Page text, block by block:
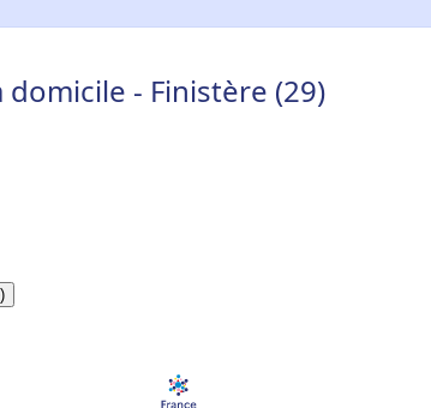
domicile - Finistère (29)